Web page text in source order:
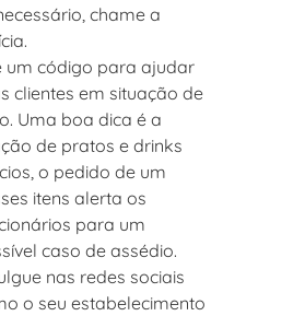
chame a
um código para ajudar
clientes em situação de
Uma boa dica é a
de pratos e drinks
o pedido de um
itens alerta os
para um
caso de assédio.
nas redes sociais
o seu estabelecimento